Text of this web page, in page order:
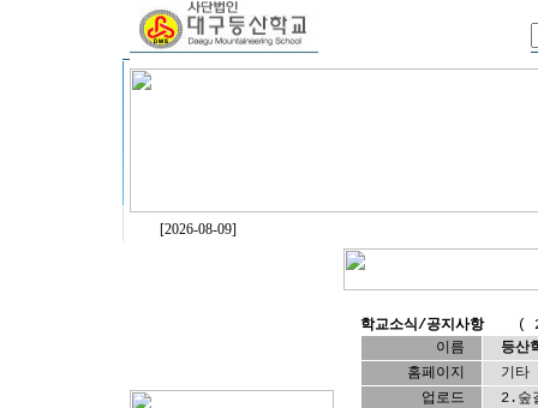
[2026-08-09]
학교소식/공지사항(
이름
등산
홈페이지
기타
업로드
2.숲